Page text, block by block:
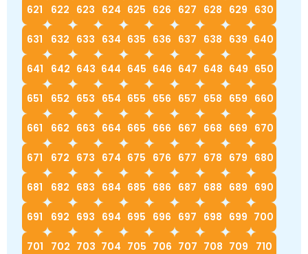
621 622 623 624 625 626 627 628 629 630
631 632 633 634 635 636 637 638 639 640
641 642 643 644 645 646 647 648 649 650
651 652 653 654 655 656 657 658 659 660
661 662 663 664 665 666 667 668 669 670
671 672 673 674 675 676 677 678 679 680
681 682 683 684 685 686 687 688 689 690
691 692 693 694 695 696 697 698 699 700
701 702 703 704 705 706 707 708 709 710